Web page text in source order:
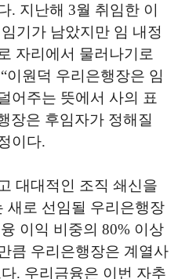
. 지난해 3월 취임한 이
기가 남았지만 임 내정
자리에서 물러나기로
이원덕 우리은행장은 임
어주는 뜻에서 사의 표
장은 후임자가 정해질
이다.
대대적인 조직 쇄신을
새로 선임될 우리은행장
이익 비중의 80% 이상
큼 우리은행장은 계열사
. 우리금융은 이번 자추